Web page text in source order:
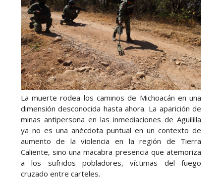
La muerte rodea los caminos de Michoacán en una
dimensión desconocida hasta ahora. La aparición de
minas antipersona en las inmediaciones de Aguililla
ya no es una anécdota puntual en un contexto de
aumento de la violencia en la región de Tierra
Caliente, sino una macabra presencia que atemoriza
a los sufridos pobladores, víctimas del fuego
cruzado entre carteles.